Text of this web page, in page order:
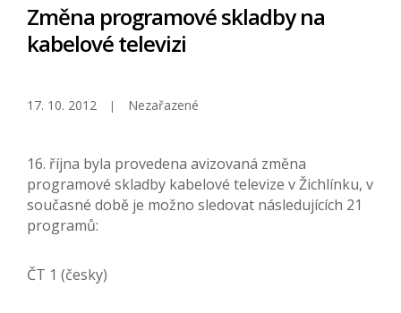
Změna programové skladby na
kabelové televizi
17. 10. 2012 Nezařazené
16. října byla provedena avizovaná změna
programové skladby kabelové televize v Žichlínku, v
současné době je možno sledovat následujících 21
programů:
ČT 1 (česky)